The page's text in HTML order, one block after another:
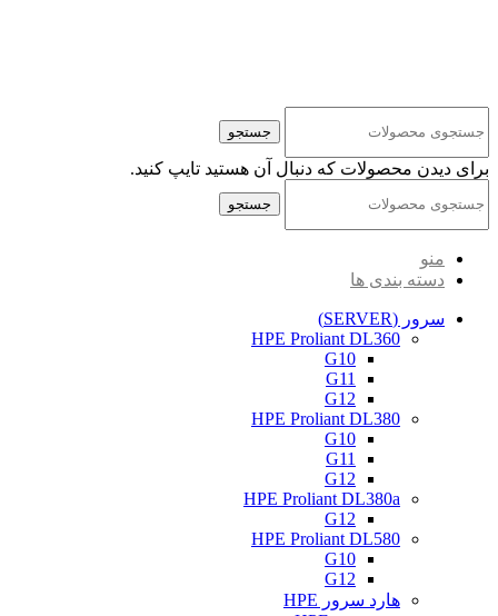
جستجو
برای دیدن محصولات که دنبال آن هستید تایپ کنید.
جستجو
منو
دسته بندی ها
سرور (SERVER)
HPE Proliant DL360
G10
G11
G12
HPE Proliant DL380
G10
G11
G12
HPE Proliant DL380a
G12
HPE Proliant DL580
G10
G12
هارد سرور HPE